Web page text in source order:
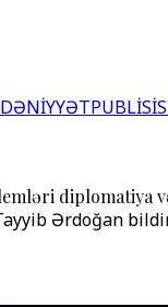
diplomatiya
Ərdoğan